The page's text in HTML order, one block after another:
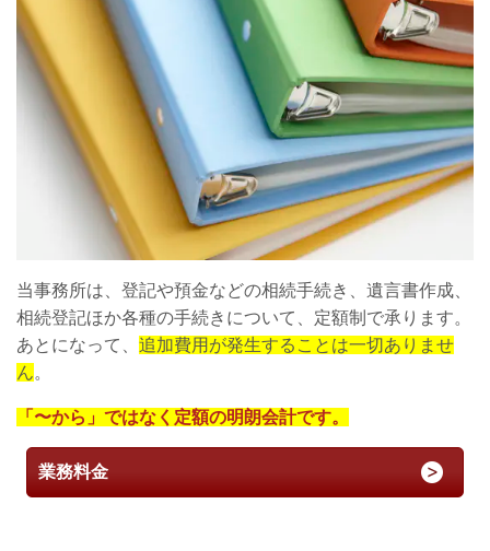
当事務所は、登記や預金などの相続手続き、遺言書作成、
相続登記ほか各種の手続きについて、定額制で承ります。
あとになって、 追加費用が発生することは一切ありませ
ん。
「〜から」ではなく定額の明朗会計です。
業務料金